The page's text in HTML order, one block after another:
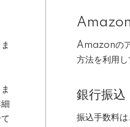
Amazonの
方法を利用し
銀行振込
振込手数料